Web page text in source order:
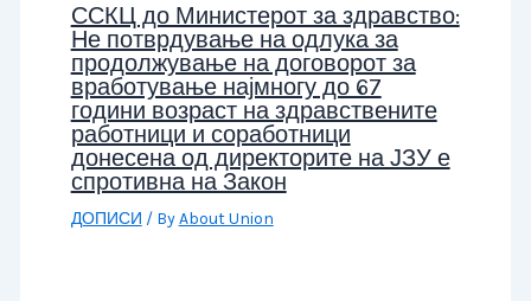
ССКЦ до Министерот за здравство:
Не потврдување на одлука за
продолжување на договорот за
вработување најмногу до 67
години возраст на здравствените
работници и соработници
донесена од директорите на ЈЗУ е
спротивна на Закон
ДОПИСИ / ByAbout Union